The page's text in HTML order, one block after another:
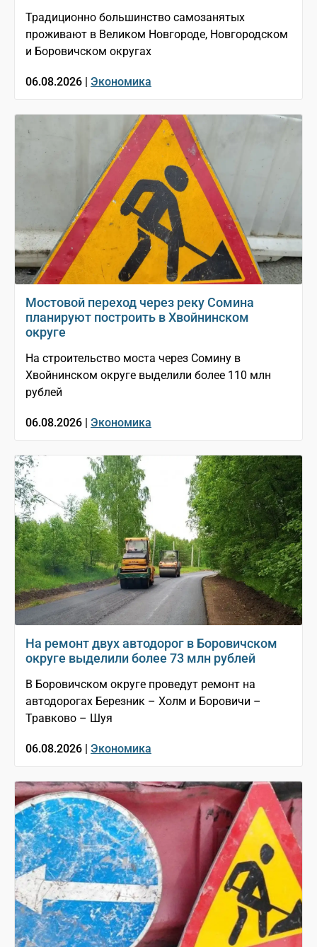
Традиционно большинство самозанятых
проживают в Великом Новгороде, Новгородском
и Боровичском округах
06.08.2026 | Экономика
Мостовой переход через реку Сомина
планируют построить в Хвойнинском
округе
На строительство моста через Сомину в
Хвойнинском округе выделили более 110 млн
рублей
06.08.2026 | Экономика
На ремонт двух автодорог в Боровичском
округе выделили более 73 млн рублей
В Боровичском округе проведут ремонт на
автодорогах Березник – Холм и Боровичи –
Травково – Шуя
06.08.2026 | Экономика